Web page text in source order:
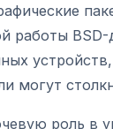
работы
могут
роль в